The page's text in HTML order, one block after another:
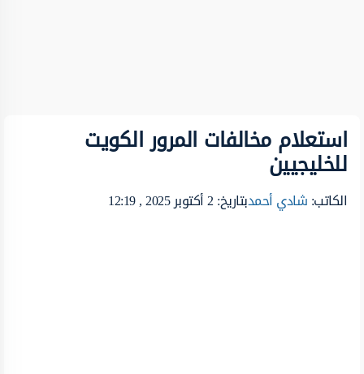
استعلام مخالفات المرور الكويت
للخليجيين
الكاتب:شادي أحمدبتاريخ: 2 أكتوبر 2025 , 12:19